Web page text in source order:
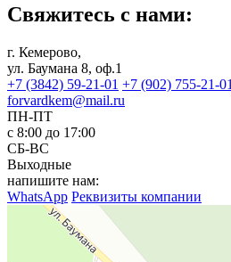
Свяжитесь с нами:
г. Кемерово,
ул. Баумана 8, оф.1
+7 (3842) 59-21-01 +7 (902) 755-21-01
forvardkem@mail.ru
ПН-ПТ
с 8:00 до 17:00
СБ-ВС
Выходные
напишите нам:
WhatsApp Реквизиты компании